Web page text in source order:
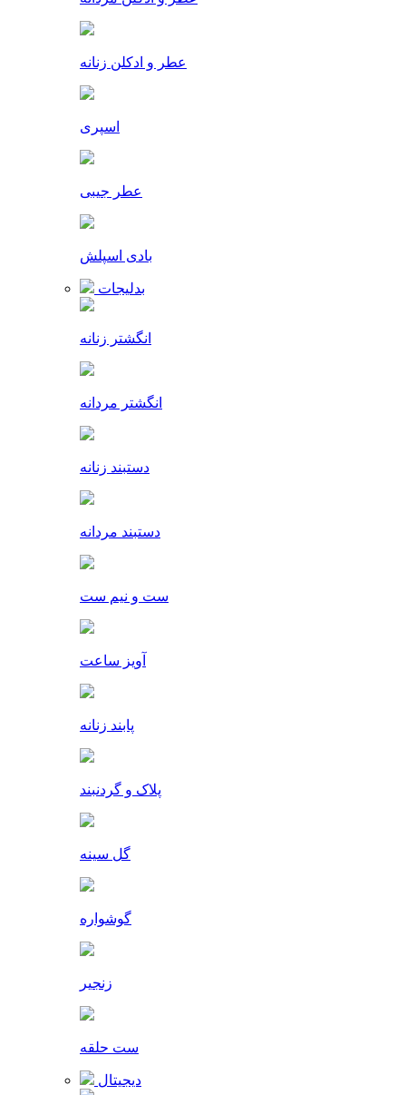
عطر و ادکلن زنانه
اسپری
عطر جیبی
بادی اسپلش
بدلیجات
انگشتر زنانه
انگشتر مردانه
دستبند زنانه
دستبند مردانه
ست و نیم ست
آویز ساعت
پابند زنانه
پلاک و گردنبند
گل سینه
گوشواره
زنجیر
ست حلقه
دیجیتال